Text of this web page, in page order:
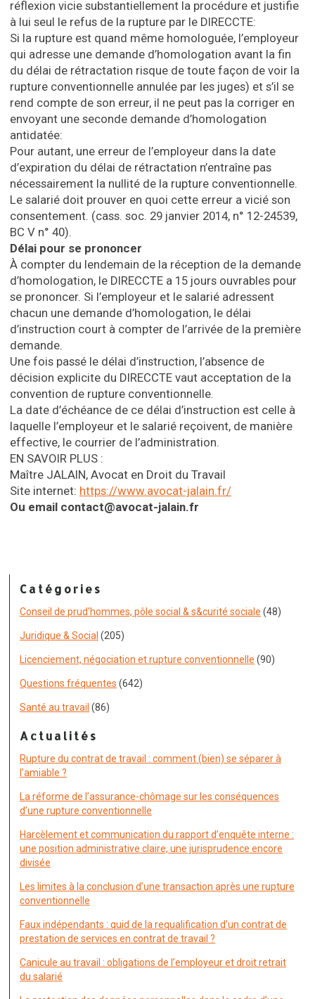
réflexion vicie substantiellement la procédure et justifie
à lui seul le refus de la rupture par le DIRECCTE:
Si la rupture est quand même homologuée, l’employeur
qui adresse une demande d’homologation avant la fin
du délai de rétractation risque de toute façon de voir la
rupture conventionnelle annulée par les juges) et s’il se
rend compte de son erreur, il ne peut pas la corriger en
envoyant une seconde demande d’homologation
antidatée:
Pour autant, une erreur de l’employeur dans la date
d’expiration du délai de rétractation n’entraîne pas
nécessairement la nullité de la rupture conventionnelle.
Le salarié doit prouver en quoi cette erreur a vicié son
consentement. (cass. soc. 29 janvier 2014, n° 12-24539,
BC V n° 40).
Délai pour se prononcer
À compter du lendemain de la réception de la demande
d’homologation, le DIRECCTE a 15 jours ouvrables pour
se prononcer. Si l’employeur et le salarié adressent
chacun une demande d’homologation, le délai
d’instruction court à compter de l’arrivée de la première
demande.
Une fois passé le délai d’instruction, l’absence de
décision explicite du DIRECCTE vaut acceptation de la
convention de rupture conventionnelle.
La date d’échéance de ce délai d’instruction est celle à
laquelle l’employeur et le salarié reçoivent, de manière
effective, le courrier de l’administration.
EN SAVOIR PLUS :
Maître JALAIN, Avocat en Droit du Travail
Site internet: https://www.avocat-jalain.fr/
Ou email contact@avocat-jalain.fr
Catégories
Conseil de prud'hommes, pôle social & s&curité sociale (48)
Juridique & Social (205)
Licenciement, négociation et rupture conventionnelle (90)
Questions fréquentes (642)
Santé au travail (86)
Actualités
Rupture du contrat de travail : comment (bien) se séparer à
l’amiable ?
La réforme de l’assurance-chômage sur les conséquences
d’une rupture conventionnelle
Harcèlement et communication du rapport d’enquête interne :
une position administrative claire, une jurisprudence encore
divisée
Les limites à la conclusion d’une transaction après une rupture
conventionnelle
Faux indépendants : quid de la requalification d’un contrat de
prestation de services en contrat de travail ?
Canicule au travail : obligations de l’employeur et droit retrait
du salarié